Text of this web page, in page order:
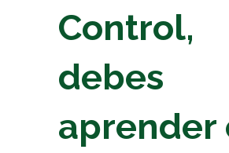
Control,
debes
aprender